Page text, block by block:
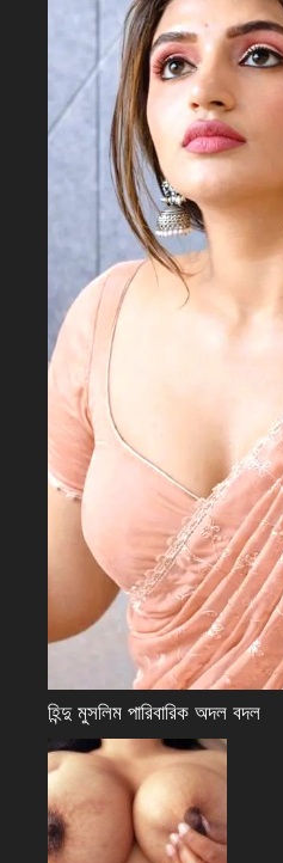
হিন্দু মুসলিম পারিবারিক অদল বদল